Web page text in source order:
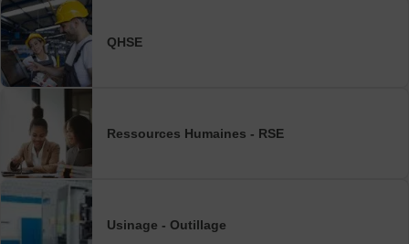
QHSE
Ressources Humaines - RSE
Usinage - Outillage